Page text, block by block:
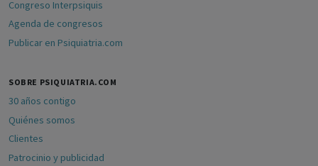
Congreso Interpsiquis
Agenda de congresos
Publicar en Psiquiatria.com
SOBRE PSIQUIATRIA.COM
30 años contigo
Quiénes somos
Clientes
Patrocinio y publicidad